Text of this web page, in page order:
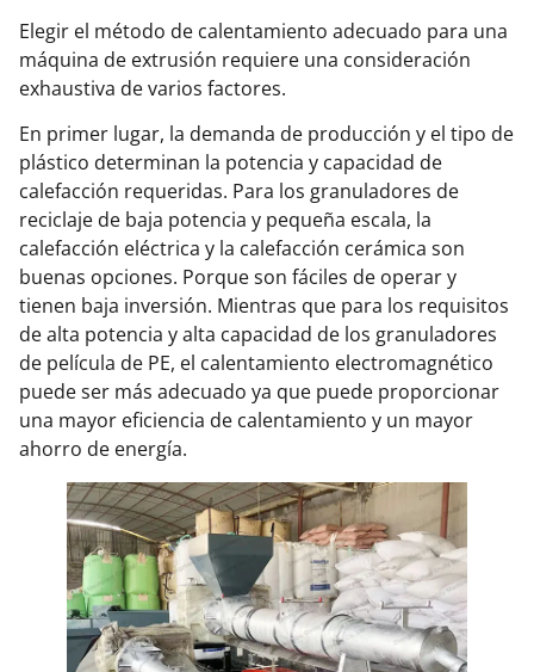
Elegir el método de calentamiento adecuado para una
máquina de extrusión requiere una consideración
exhaustiva de varios factores.
En primer lugar, la demanda de producción y el tipo de
plástico determinan la potencia y capacidad de
calefacción requeridas. Para los granuladores de
reciclaje de baja potencia y pequeña escala, la
calefacción eléctrica y la calefacción cerámica son
buenas opciones. Porque son fáciles de operar y
tienen baja inversión. Mientras que para los requisitos
de alta potencia y alta capacidad de los granuladores
de película de PE, el calentamiento electromagnético
puede ser más adecuado ya que puede proporcionar
una mayor eficiencia de calentamiento y un mayor
ahorro de energía.